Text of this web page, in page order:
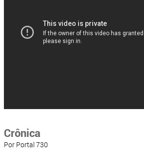
Crônica
Por Portal 730